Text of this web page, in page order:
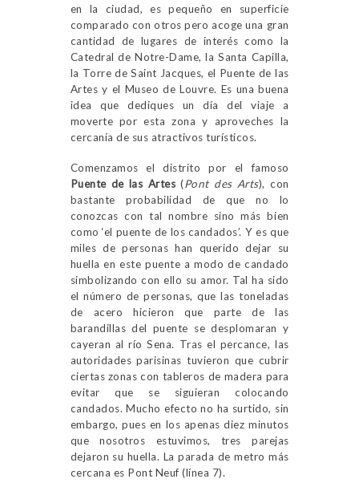
en la ciudad, es pequeño en superficie
comparado con otros pero acoge una gran
cantidad de lugares de interés como la
Catedral de Notre-Dame, la Santa Capilla,
la Torre de Saint Jacques, el Puente de las
Artes y el Museo de Louvre. Es una buena
idea que dediques un día del viaje a
moverte por esta zona y aproveches la
cercanía de sus atractivos turísticos.
Comenzamos el distrito por el famoso
Puente de las Artes (Pont des Arts), con
bastante probabilidad de que no lo
conozcas con tal nombre sino más bien
como ‘el puente de los candados’. Y es que
miles de personas han querido dejar su
huella en este puente a modo de candado
simbolizando con ello su amor. Tal ha sido
el número de personas, que las toneladas
de acero hicieron que parte de las
barandillas del puente se desplomaran y
cayeran al río Sena. Tras el percance, las
autoridades parisinas tuvieron que cubrir
ciertas zonas con tableros de madera para
evitar que se siguieran colocando
candados. Mucho efecto no ha surtido, sin
embargo, pues en los apenas diez minutos
que nosotros estuvimos, tres parejas
dejaron su huella. La parada de metro más
cercana es Pont Neuf (línea 7).